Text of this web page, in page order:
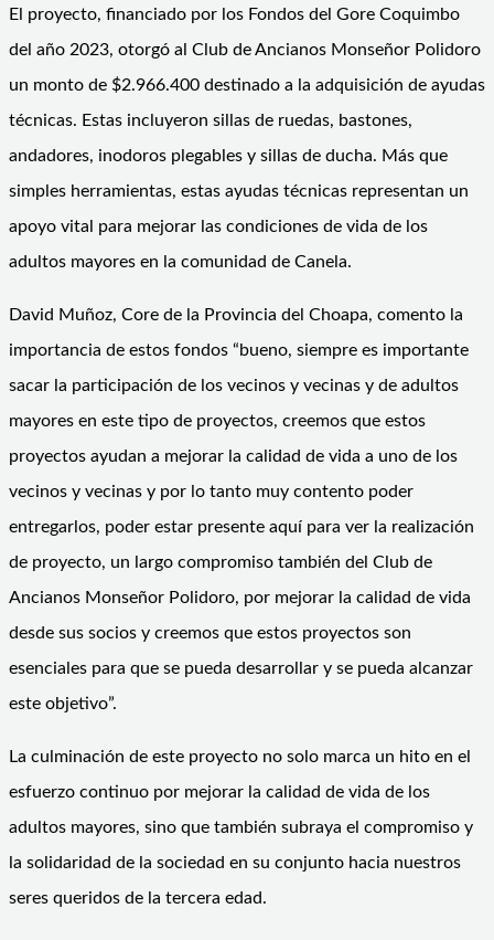
El proyecto, financiado por los Fondos del Gore Coquimbo
del año 2023, otorgó al Club de Ancianos Monseñor Polidoro
un monto de $2.966.400 destinado a la adquisición de ayudas
técnicas. Estas incluyeron sillas de ruedas, bastones,
andadores, inodoros plegables y sillas de ducha. Más que
simples herramientas, estas ayudas técnicas representan un
apoyo vital para mejorar las condiciones de vida de los
adultos mayores en la comunidad de Canela.
David Muñoz, Core de la Provincia del Choapa, comento la
importancia de estos fondos “bueno, siempre es importante
sacar la participación de los vecinos y vecinas y de adultos
mayores en este tipo de proyectos, creemos que estos
proyectos ayudan a mejorar la calidad de vida a uno de los
vecinos y vecinas y por lo tanto muy contento poder
entregarlos, poder estar presente aquí para ver la realización
de proyecto, un largo compromiso también del Club de
Ancianos Monseñor Polidoro, por mejorar la calidad de vida
desde sus socios y creemos que estos proyectos son
esenciales para que se pueda desarrollar y se pueda alcanzar
este objetivo”.
La culminación de este proyecto no solo marca un hito en el
esfuerzo continuo por mejorar la calidad de vida de los
adultos mayores, sino que también subraya el compromiso y
la solidaridad de la sociedad en su conjunto hacia nuestros
seres queridos de la tercera edad.